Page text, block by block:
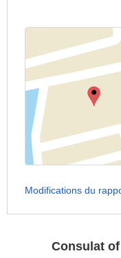
Modifications du
Consulat